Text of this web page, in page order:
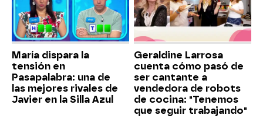
María dispara la
tensión en
Pasapalabra: una de
las mejores rivales de
Javier en la Silla Azul
Geraldine Larrosa
cuenta cómo pasó de
ser cantante a
vendedora de robots
de cocina: "Tenemos
que seguir trabajando"